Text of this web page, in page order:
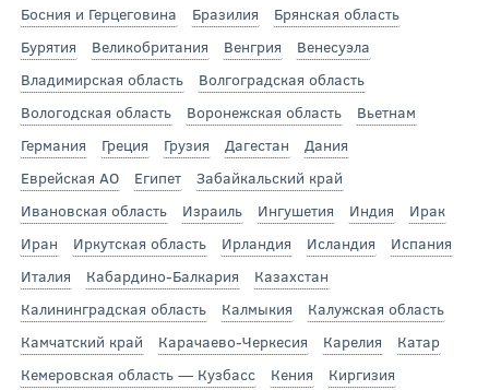
Босния и Герцеговина
Бразилия
Брянская область
Бурятия
Великобритания Венгрия
Венесуэла
Владимирская область
Волгоградская область
Вологодская область
Воронежская область
Вьетнам
Германия
Греция Грузия Дагестан
Дания
Еврейская АО
Египет
Забайкальский край
Ивановская область
Израиль Ингушетия Индия
Ирак
Иран
Иркутская область Ирландия Исландия
Испания
Италия
Кабардино-Балкария
Казахстан
Калининградская область
Калмыкия
Калужская область
Камчатский край
Карачаево-Черкесия Карелия
Катар
Кемеровская область — Кузбасс
Кения
Киргизия